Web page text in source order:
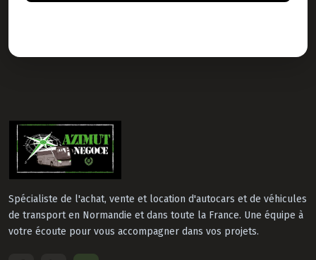
Spécialiste de l'achat, vente et location d'autocars et de véhicules
de transport en Normandie et dans toute la France. Une équipe à
votre écoute pour vous accompagner dans vos projets.